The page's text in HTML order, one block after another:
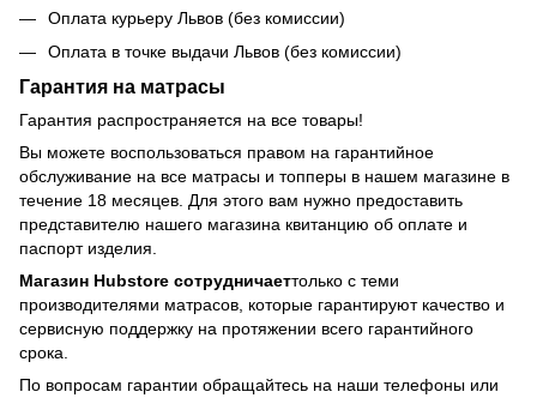
Оплата курьеру Львов (без комиссии)
Оплата в точке выдачи Львов (без комиссии)
Гарантия на матрасы
Гарантия распространяется на все товары!
Вы можете воспользоваться правом на гарантийное
обслуживание на все матрасы и топперы в нашем магазине в
течение 18 месяцев. Для этого вам нужно предоставить
представителю нашего магазина квитанцию об оплате и
паспорт изделия.
Магазин Hubstore сотрудничаеттолько с теми
производителями матрасов, которые гарантируют качество и
сервисную поддержку на протяжении всего гарантийного
срока.
По вопросам гарантии обращайтесь на наши телефоны или